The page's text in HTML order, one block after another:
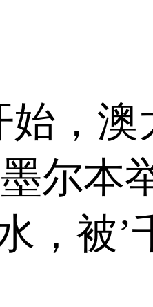
始，
尔本
，被’